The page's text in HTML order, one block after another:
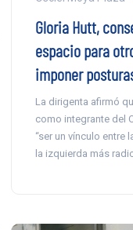
Gloria Hutt,
espacio para
imponer
La dirigenta afirmó
como integrante del
“ser un vínculo entre
la izquierda más